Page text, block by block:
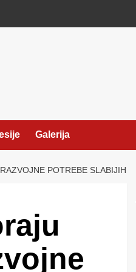
Galerija
POTREBE SLABIJIH